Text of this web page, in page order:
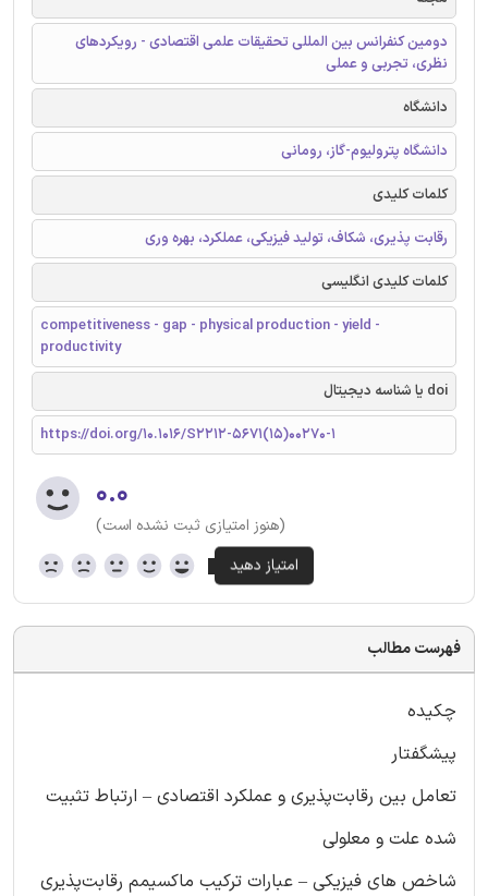
دومین کنفرانس بین المللی تحقیقات علمی اقتصادی - رویکردهای
نظری، تجربی و عملی
دانشگاه
دانشگاه پترولیوم-گاز، رومانی
کلمات کلیدی
رقابت پذیری، شکاف، تولید فیزیکی، عملکرد، بهره وری
کلمات کلیدی انگلیسی
competitiveness - gap - physical production - yield -
productivity
doi یا شناسه دیجیتال
https://doi.org/10.1016/S2212-5671(15)00270-1
۰.۰
(هنوز امتیازی ثبت نشده است)
فهرست مطالب
چکیده
پیشگفتار
تعامل بین رقابت‌پذیری و عملکرد اقتصادی – ارتباط تثبیت
شده علت و معلولی
شاخص های فیزیکی – عبارات ترکیب ماکسیمم رقابت‌پذیری